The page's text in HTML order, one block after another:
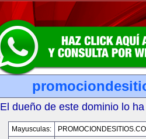
El dueño de este dominio lo
Mayusculas: